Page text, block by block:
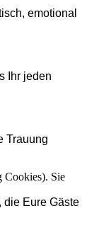
emotional
Ihr jeden
Trauung
die Eure Gäste
Cookies). Sie